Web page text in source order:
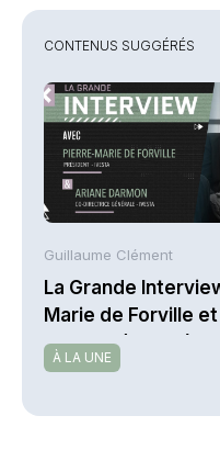
CONTENUS SUGGÉRÉS
Guillaume Clément
La Grande
Marie de Forville et
Darmon (Ivesta)
À LA UNE